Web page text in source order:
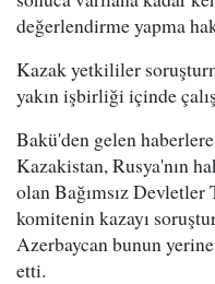
değerlendirme yapma
Kazak yetkililer
yakın işbirliği içinde
Bakü'den gelen
Kazakistan, Rusya'nın
olan Bağımsız
komitenin kazayı
Azerbaycan bunun
etti.